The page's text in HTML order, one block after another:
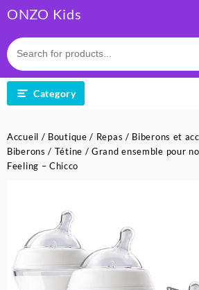
to
content
ONZO Kids
Category
Accueil / Boutique / Repas / Biberons et
Biberons / Tétine / Grand ensemble pour
Feeling – Chicco